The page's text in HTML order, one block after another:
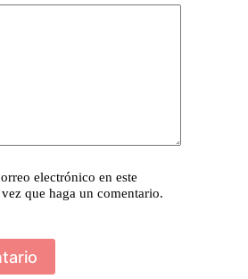
electrónico en este
que haga un comentario.